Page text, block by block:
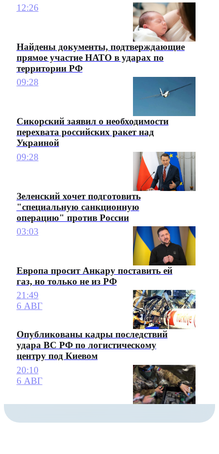
12:26
Найдены документы, подтверждающие
прямое участие НАТО в ударах по
территории РФ
09:28
Сикорский заявил о необходимости
перехвата российских ракет над
Украиной
09:28
Зеленский хочет подготовить
"специальную санкционную
операцию" против России
03:03
Европа просит Анкару поставить ей
газ, но только не из РФ
21:49
6 АВГ
Опубликованы кадры последствий
удара ВС РФ по логистическому
центру под Киевом
20:10
6 АВГ